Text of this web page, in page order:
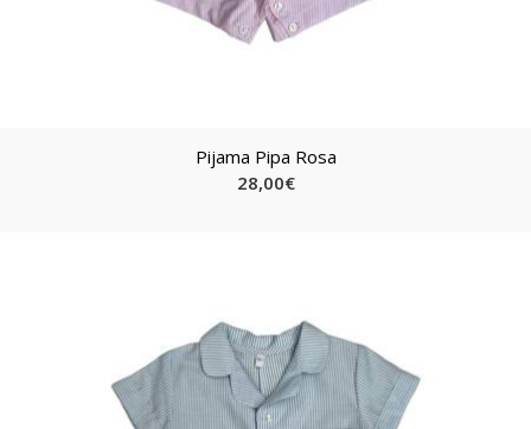
Pijama Pipa Rosa
28,00€